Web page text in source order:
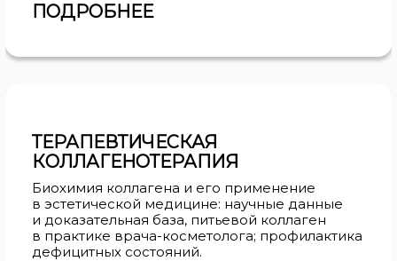
ПОДРОБНЕЕ
ТЕРАПЕВТИЧЕСКАЯ
КОЛЛАГЕНОТЕРАПИЯ
Биохимия коллагена и его применение
в эстетической медицине: научные данные
и доказательная база, питьевой коллаген
в практике врача-косметолога; профилактика
дефицитных состояний.